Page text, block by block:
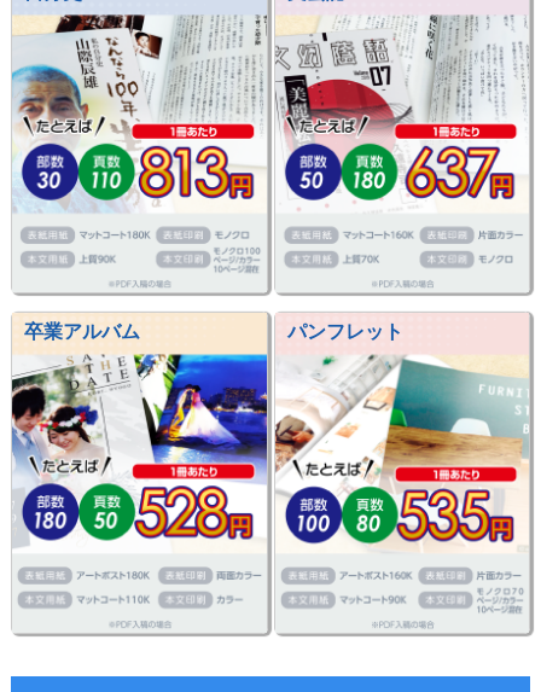
卒業アルバム パンフレット